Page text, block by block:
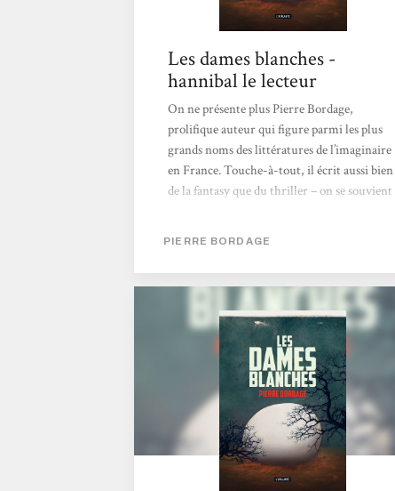
Les dames blanches -
hannibal le lecteur
On ne présente plus Pierre Bordage,
prolifique auteur qui figure parmi les plus
grands noms des littératures de l’imaginaire
en France. Touche-à-tout, il écrit aussi bien
de la fantasy que du thriller – on se souvient
mystérieuses bulles happent, sans qu’on ne
sache ni pourquoi ni comment, des enfants
ayant tous pour point commun d’avoir
moins de quatre ans au moment de leur
disparition. À partir de cette idée de départ,
originale mais relativement simple,
l’auteur...
PIERRE BORDAGE